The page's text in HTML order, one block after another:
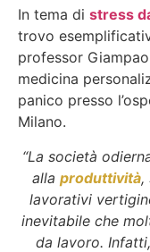
In tema di stress
trovo
professor
medicina
panico presso
Milano.
“La società
alla produttività,
lavorativi
inevitabile che
da lavoro.